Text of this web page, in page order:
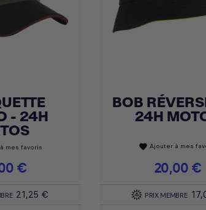
- 24H
mes favoris
€
21,25 €
 Achat express
BOB
24H
favorite Ajouter à mes
Prix
20,00 €
PRIX MEMBRE